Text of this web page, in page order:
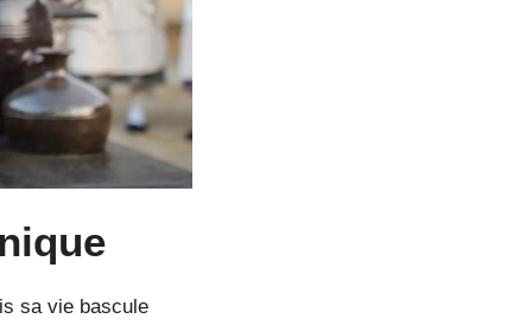
sa vie bascule